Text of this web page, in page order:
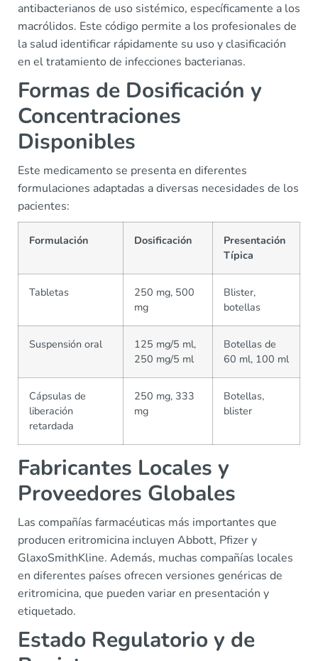
antibacterianos de uso sistémico, específicamente a los
macrólidos. Este código permite a los profesionales de
la salud identificar rápidamente su uso y clasificación
en el tratamiento de infecciones bacterianas.
Formas de Dosificación y
Concentraciones
Disponibles
Este medicamento se presenta en diferentes
formulaciones adaptadas a diversas necesidades de los
pacientes:
Formulación Dosificación
Presentación
Típica
Tabletas
250 mg, 500
mg
Blister,
botellas
Suspensión oral
125 mg/5 ml,
250 mg/5 ml
Botellas de
60 ml, 100 ml
Cápsulas de
liberación
retardada
250 mg, 333
mg
Botellas,
blister
Fabricantes Locales y
Proveedores Globales
Las compañías farmacéuticas más importantes que
producen eritromicina incluyen Abbott, Pfizer y
GlaxoSmithKline. Además, muchas compañías locales
en diferentes países ofrecen versiones genéricas de
eritromicina, que pueden variar en presentación y
etiquetado.
Estado Regulatorio y de